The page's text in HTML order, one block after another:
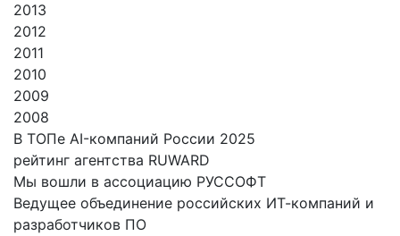
2013
2012
2011
2010
2009
2008
В ТОПе AI-компаний России 2025
рейтинг агентства RUWARD
Мы вошли в ассоциацию РУССОФТ
Ведущее объединение российских ИТ-компаний и
разработчиков ПО